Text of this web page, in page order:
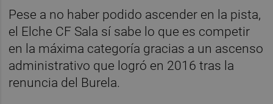
Pese a no haber podido ascender en la pista,
el Elche CF Sala sí sabe lo que es competir
en la máxima categoría gracias a un ascenso
administrativo que logró en 2016 tras la
renuncia del Burela.